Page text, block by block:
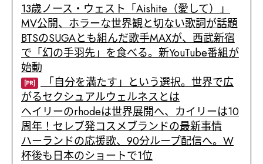
13歳ノース・ウェスト「Aishite（愛して）」
MV公開、ホラーな世界観と切ない歌詞が話題
BTSのSUGAとも組んだ歌手MAXが、西武新宿
で「幻の手羽先」を食べる。新YouTube番組が
始動
[PR]
「自分を満たす」という選択。世界で広
がるセクシュアルウェルネスとは
ヘイリーのrhodeは世界展開へ、カイリーは10
周年！セレブ発コスメブランドの最新事情
ハーランドの応援歌、90分ループ配信へ。W
杯後も日本のショートで1位